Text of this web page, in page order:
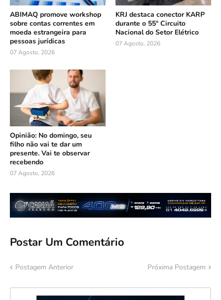
ABIMAQ promove workshop
sobre contas correntes em
moeda estrangeira para
pessoas jurídicas
07 Agosto, 2026
KRJ destaca conector KARP
durante o 55º Circuito
Nacional do Setor Elétrico
07 Agosto, 2026
Opinião: No domingo, seu
filho não vai te dar um
presente. Vai te observar
recebendo
07 Agosto, 2026
Postar Um Comentário
Postagem Anterior Próxima Postagem